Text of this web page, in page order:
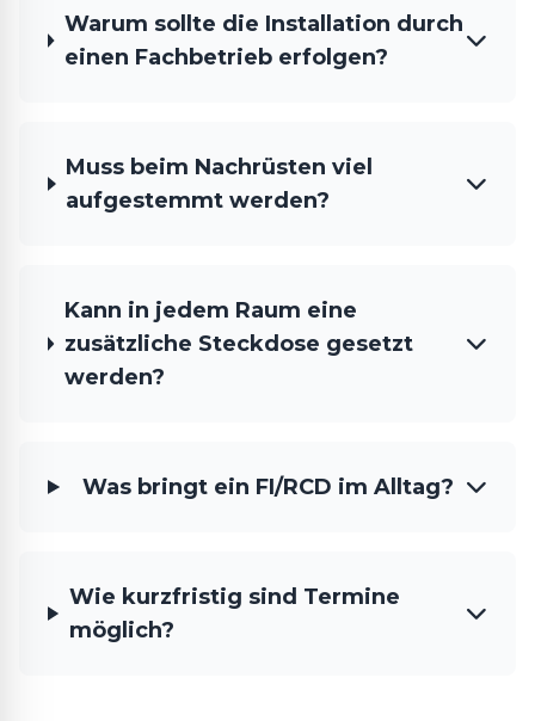
Warum sollte die Installation durch
einen Fachbetrieb erfolgen?
Muss beim Nachrüsten viel
aufgestemmt werden?
Kann in jedem Raum eine
zusätzliche Steckdose gesetzt
werden?
Was bringt ein FI/RCD im Alltag?
Wie kurzfristig sind Termine
möglich?